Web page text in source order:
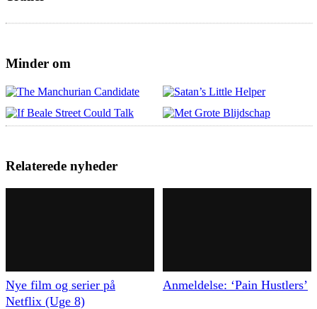
Minder om
Relaterede nyheder
Nye film og serier på
Netflix (Uge 8)
Anmeldelse: ‘Pain Hustlers’